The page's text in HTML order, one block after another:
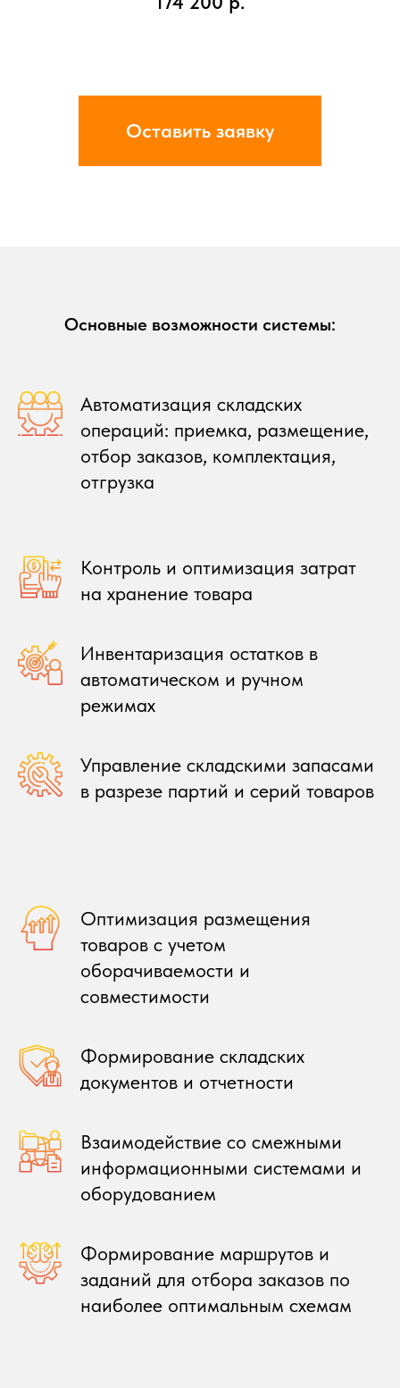
Оставить заявку
Основные возможности системы:
Автоматизация складских
операций: приемка, размещение,
отбор заказов, комплектация,
отгрузка
Контроль и оптимизация затрат
на хранение товара
Инвентаризация остатков в
автоматическом и ручном
режимах
Управление складскими запасами
в разрезе партий и серий товаров
Оптимизация размещения
товаров с учетом
оборачиваемости и
совместимости
Формирование складских
документов и отчетности
Взаимодействие со смежными
информационными системами и
оборудованием
Формирование маршрутов и
заданий для отбора заказов по
наиболее оптимальным схемам